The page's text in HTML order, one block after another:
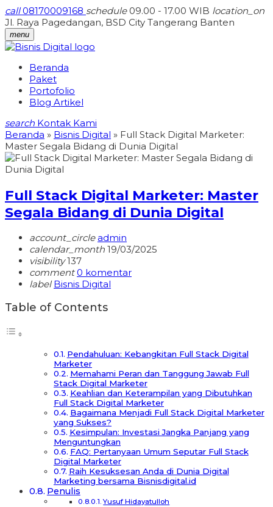
call08170009168 schedule09.00 - 17.00 WIB location_on
Jl. Raya Pagedangan, BSD City Tangerang Banten
menu
Beranda
Paket
Portofolio
Blog Artikel
search Kontak Kami
Beranda » Bisnis Digital » Full Stack Digital Marketer:
Master Segala Bidang di Dunia Digital
Full Stack Digital Marketer: Master
Segala Bidang di Dunia Digital
account_circle admin
calendar_month 19/03/2025
visibility137
comment 0 komentar
label Bisnis Digital
Table of Contents
Pendahuluan: Kebangkitan Full Stack Digital
Marketer
Memahami Peran dan Tanggung Jawab Full
Stack Digital Marketer
Keahlian dan Keterampilan yang Dibutuhkan
Full Stack Digital Marketer
Bagaimana Menjadi Full Stack Digital Marketer
yang Sukses?
Kesimpulan: Investasi Jangka Panjang yang
Menguntungkan
FAQ: Pertanyaan Umum Seputar Full Stack
Digital Marketer
Raih Kesuksesan Anda di Dunia Digital
Marketing bersama Bisnisdigital.id
Penulis
Yusuf Hidayatulloh